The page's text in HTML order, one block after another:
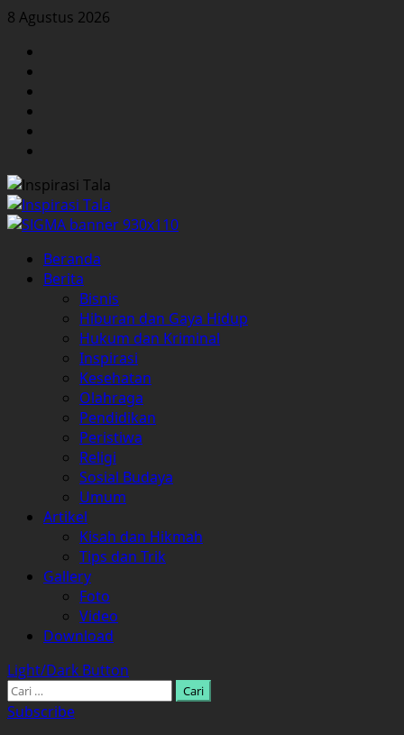
Skip
content
8 Agustus 2026
Primary
Menu
Beranda
Berita
Bisnis
Hiburan dan Gaya Hidup
Hukum dan Kriminal
Inspirasi
Kesehatan
Olahraga
Pendidikan
Peristiwa
Religi
Sosial Budaya
Umum
Artikel
Kisah dan Hikmah
Tips dan Trik
Gallery
Foto
Video
Download
Light/Dark Button
Cari
untuk:
Subscribe